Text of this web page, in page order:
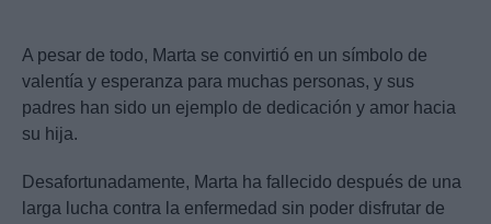
A pesar de todo, Marta se convirtió en un símbolo de
valentía y esperanza para muchas personas, y sus
padres han sido un ejemplo de dedicación y amor hacia
su hija.
Desafortunadamente, Marta ha fallecido después de una
larga lucha contra la enfermedad sin poder disfrutar de